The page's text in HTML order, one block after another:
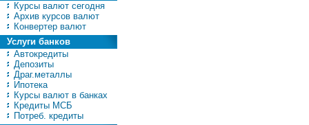
Курсы валют сегодня
Архив курсов валют
Конвертер валют
Услуги банков
Автокредиты
Депозиты
Драг.металлы
Ипотека
Курсы валют в банках
Кредиты МСБ
Потреб. кредиты